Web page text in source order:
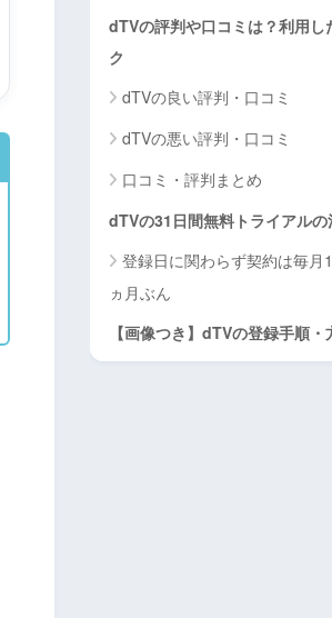
dTVの評判や口コミは？利用し
ク
dTVの良い評判・口コミ
dTVの悪い評判・口コミ
口コミ・評判まとめ
dTVの31日間無料トライアルの
登録日に関わらず契約は毎月
ヵ月ぶん
【画像つき】dTVの登録手順・